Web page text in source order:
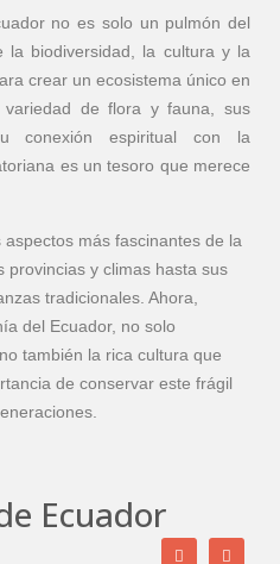
no es solo un pulmón del
la biodiversidad, la cultura y la
crear un ecosistema único en
de flora y fauna, sus
conexión espiritual con la
es un tesoro que merece
más fascinantes de la
provincias y climas hasta sus
tradicionales. Ahora,
del Ecuador, no solo
también la rica cultura que
de conservar este frágil
Ecuador
del Ecuador